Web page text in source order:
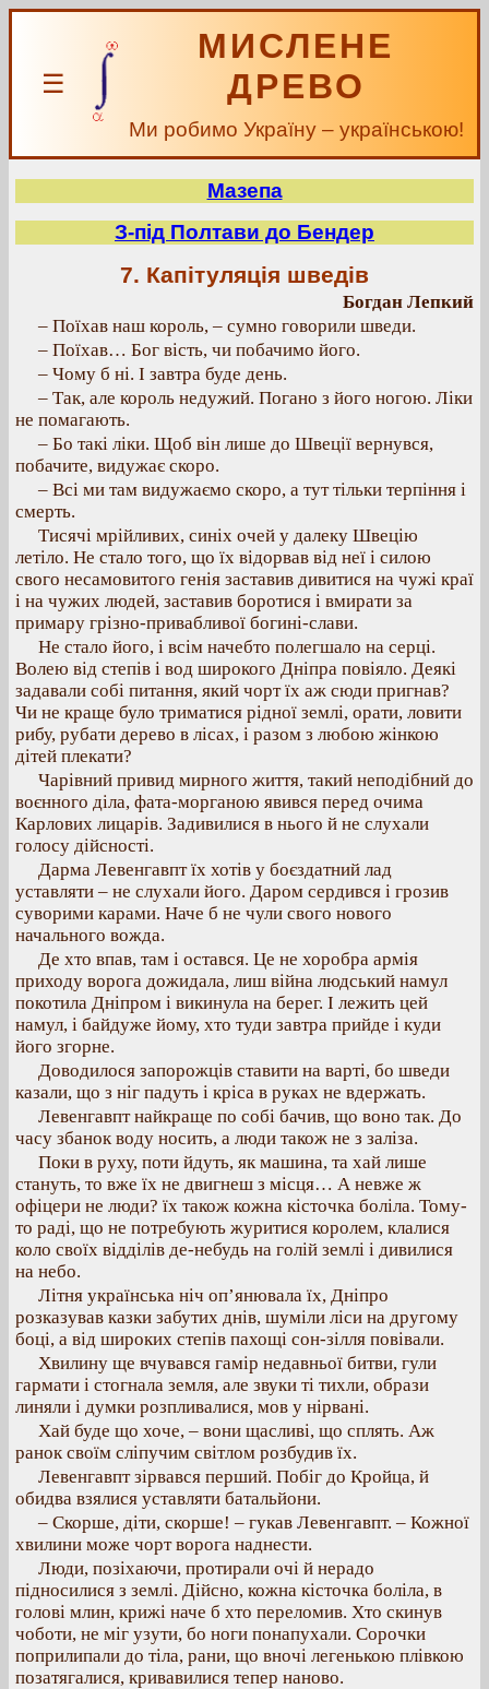
☰
МИСЛЕНЕ
ДРЕВО
Ми робимо Україну – українською!
Мазепа
З-під Полтави до Бендер
7. Капітуляція шведів
Богдан Лепкий
– Поїхав наш король, – сумно говорили шведи.
– Поїхав… Бог вість, чи побачимо його.
– Чому б ні. І завтра буде день.
– Так, але король недужий. Погано з його ногою. Ліки
не помагають.
– Бо такі ліки. Щоб він лише до Швеції вернувся,
побачите, видужає скоро.
– Всі ми там видужаємо скоро, а тут тільки терпіння і
смерть.
Тисячі мрійливих, синіх очей у далеку Швецію
летіло. Не стало того, що їх відорвав від неї і силою
свого несамовитого генія заставив дивитися на чужі краї
і на чужих людей, заставив боротися і вмирати за
примару грізно-привабливої богині-слави.
Не стало його, і всім начебто полегшало на серці.
Волею від степів і вод широкого Дніпра повіяло. Деякі
задавали собі питання, який чорт їх аж сюди пригнав?
Чи не краще було триматися рідної землі, орати, ловити
рибу, рубати дерево в лісах, і разом з любою жінкою
дітей плекати?
Чарівний привид мирного життя, такий неподібний до
воєнного діла, фата-морганою явився перед очима
Карлових лицарів. Задивилися в нього й не слухали
голосу дійсності.
Дарма Левенгавпт їх хотів у боєздатний лад
уставляти – не слухали його. Даром сердився і грозив
суворими карами. Наче б не чули свого нового
начального вожда.
Де хто впав, там і остався. Це не хоробра армія
приходу ворога дожидала, лиш війна людський намул
покотила Дніпром і викинула на берег. І лежить цей
намул, і байдуже йому, хто туди завтра прийде і куди
його згорне.
Доводилося запорожців ставити на варті, бо шведи
казали, що з ніг падуть і кріса в руках не вдержать.
Левенгавпт найкраще по собі бачив, що воно так. До
часу збанок воду носить, а люди також не з заліза.
Поки в руху, поти йдуть, як машина, та хай лише
стануть, то вже їх не двигнеш з місця… А невже ж
офіцери не люди? їх також кожна кісточка боліла. Тому-
то раді, що не потребують журитися королем, клалися
коло своїх відділів де-небудь на голій землі і дивилися
на небо.
Літня українська ніч оп’янювала їх, Дніпро
розказував казки забутих днів, шуміли ліси на другому
боці, а від широких степів пахощі сон-зілля повівали.
Хвилину ще вчувався гамір недавньої битви, гули
гармати і стогнала земля, але звуки ті тихли, образи
линяли і думки розпливалися, мов у нірвані.
Хай буде що хоче, – вони щасливі, що сплять. Аж
ранок своїм сліпучим світлом розбудив їх.
Левенгавпт зірвався перший. Побіг до Кройца, й
обидва взялися уставляти батальйони.
– Скорше, діти, скорше! – гукав Левенгавпт. – Кожної
хвилини може чорт ворога наднести.
Люди, позіхаючи, протирали очі й нерадо
підносилися з землі. Дійсно, кожна кісточка боліла, в
голові млин, крижі наче б хто переломив. Хто скинув
чоботи, не міг узути, бо ноги понапухали. Сорочки
поприлипали до тіла, рани, що вночі легенькою плівкою
позатягалися, кривавилися тепер наново.